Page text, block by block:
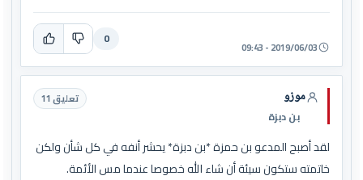
2019/06/03 - 09:43
0
موزو
بن دبزة
تعليق 11
لقد أصبح المدعو بن حمزة *بن دبزة* يحشر أنفه في كل شأن ولكن
خاتمته ستكون سيئة أن شاء الله خصوصا عندما مس الأئمة.